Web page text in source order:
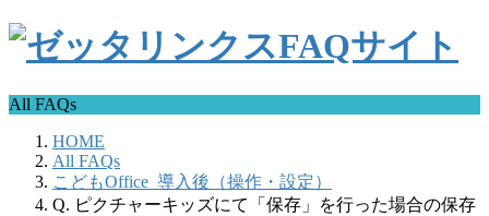
All FAQs
HOME
All FAQs
こどもOffice_導入後（操作・設定）
Q. ピクチャーキッズにて「保存」を行った場合の保存